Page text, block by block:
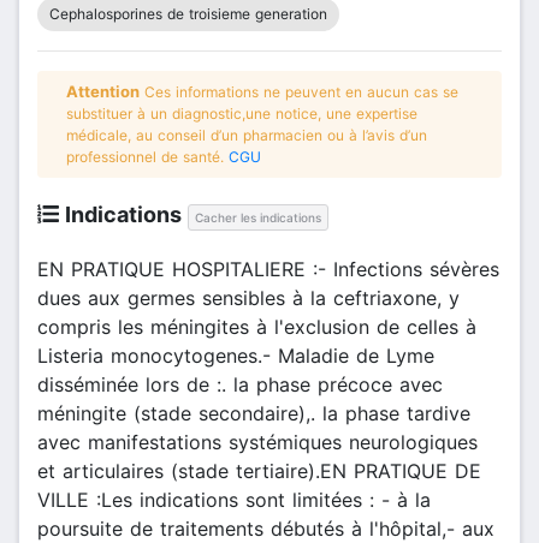
Cephalosporines de troisieme generation
Attention Ces informations ne peuvent en aucun cas se
substituer à un diagnostic,une notice, une expertise
médicale, au conseil d’un pharmacien ou à l’avis d’un
professionnel de santé. CGU
Indications Cacher les indications
EN PRATIQUE HOSPITALIERE :- Infections sévères
dues aux germes sensibles à la ceftriaxone, y
compris les méningites à l'exclusion de celles à
Listeria monocytogenes.- Maladie de Lyme
disséminée lors de :. la phase précoce avec
méningite (stade secondaire),. la phase tardive
avec manifestations systémiques neurologiques
et articulaires (stade tertiaire).EN PRATIQUE DE
VILLE :Les indications sont limitées : - à la
poursuite de traitements débutés à l'hôpital,- aux